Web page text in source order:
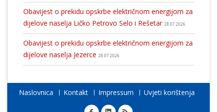
Obavijest o prekidu opskrbe električnom energijom za
dijelove naselja Ličko Petrovo Selo i Rešetar 28.07.2026
Obavijest o prekidu opskrbe električnom energijom za
dijelove naselja Jezerce 28.07.2026
Naslovnica Kontakt Impressum Uvjeti korištenja